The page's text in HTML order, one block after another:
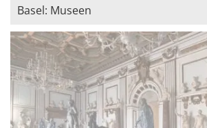
Basel: Museen